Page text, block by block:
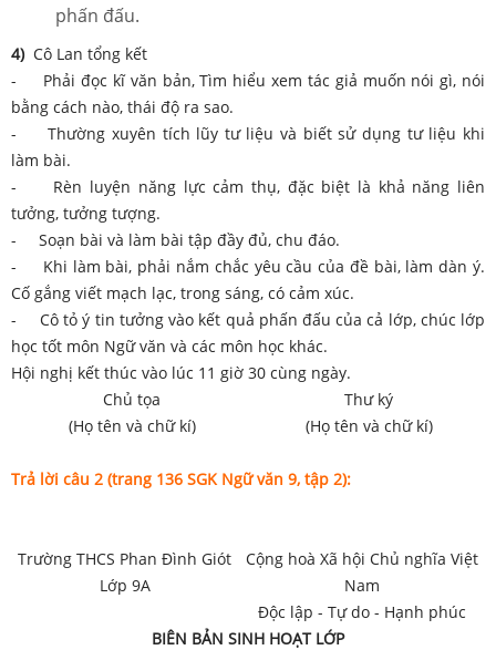
phấn đấu.
4) Cô Lan tổng kết
- Phải đọc kĩ văn bản, Tìm hiểu xem tác giả muốn nói gì, nói
bằng cách nào, thái độ ra sao.
- Thường xuyên tích lũy tư liệu và biết sử dụng tư liệu khi
làm bài.
- Rèn luyện năng lực cảm thụ, đặc biệt là khả năng liên
tưởng, tưởng tượng.
- Soạn bài và làm bài tập đầy đủ, chu đáo.
- Khi làm bài, phải nắm chắc yêu cầu của đề bài, làm dàn ý.
Cố gắng viết mạch lạc, trong sáng, có cảm xúc.
- Cô tỏ ý tin tưởng vào kết quả phấn đấu của cả lớp, chúc lớp
học tốt môn Ngữ văn và các môn học khác.
Hội nghị kết thúc vào lúc 11 giờ 30 cùng ngày.
Chủ tọa
(Họ tên và chữ kí)
Thư ký
(Họ tên và chữ kí)
Trả lời câu 2 (trang 136 SGK Ngữ văn 9, tập 2):
Trường THCS Phan Đình Giót
Lớp 9A
Cộng hoà Xã hội Chủ nghĩa Việt
Nam
Độc lập - Tự do - Hạnh phúc
BIÊN BẢN SINH HOẠT LỚP